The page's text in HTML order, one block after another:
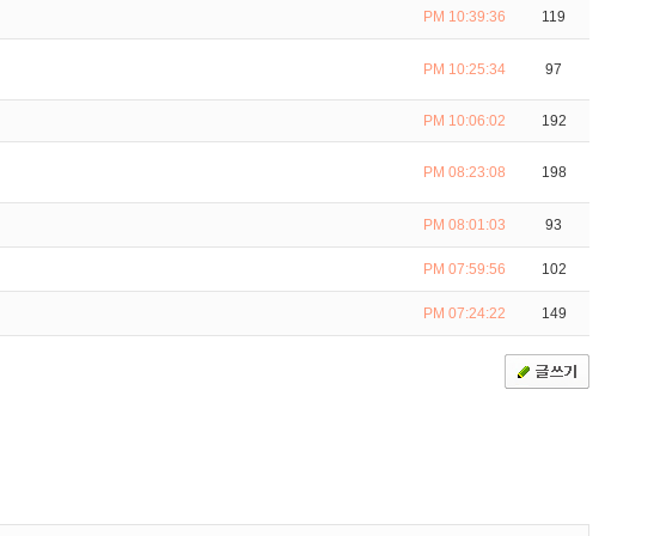
PM 10:39:36 119
PM 10:25:34 97
PM 10:06:02 192
PM 08:23:08 198
PM 08:01:03 93
PM 07:59:56 102
PM 07:24:22 149